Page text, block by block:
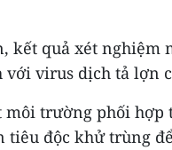
kết quả xét nghiệm
virus dịch tả lợn
môi trường phối
tiêu độc khử trùng